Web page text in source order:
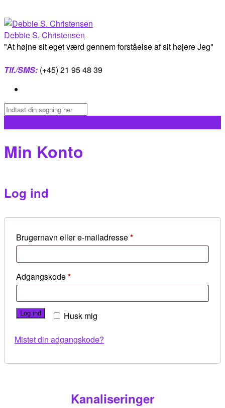
to
content
Debbie S. Christensen
"At højne sit eget værd gennem forståelse af sit højere Jeg"
Tlf./SMS: (+45) 21 95 48 39
Min Konto
Log ind
Brugernavn eller e-mailadresse*Påkrævet
Adgangskode*Påkrævet
Husk mig
Log ind
Mistet din adgangskode?
Kanaliseringer